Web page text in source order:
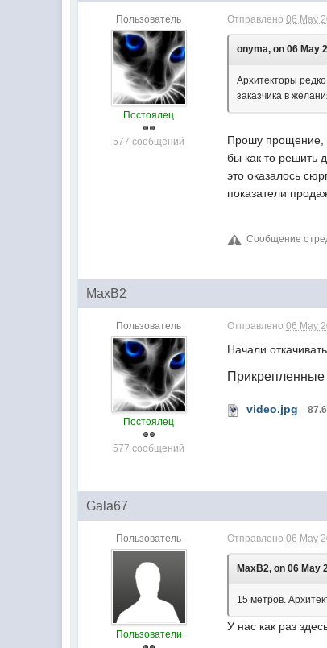
Пользователь
Постоялец
577 сообщений
Отправлено06 May
onyma, on 06 May
Архитекторы
заказчика в
Прошу прощение,
бы как то решить
это оказалось
показатели
Сообщение
MaxB2
Пользователь
Постоялец
577 сообщений
Отправлено06 May
Начали
video.jpg
Gala67
Пользователь
Пользователи
Отправлено06 May
MaxB2, on 06 May
15 метров.
У нас как раз